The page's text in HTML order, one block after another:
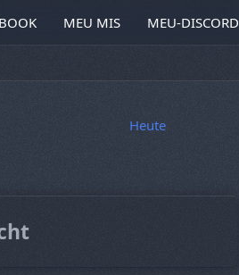
MEU MIS MEU-DISCORD
Heute